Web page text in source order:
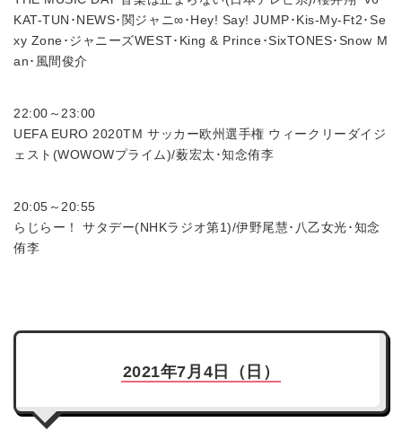
KAT-TUN･NEWS･関ジャニ∞･Hey! Say! JUMP･Kis-My-Ft2･Se
xy Zone･ジャニーズWEST･King & Prince･SixTONES･Snow M
an･風間俊介
22:00～23:00
UEFA EURO 2020TM サッカー欧州選手権 ウィークリーダイジ
ェスト(WOWOWプライム)/薮宏太･知念侑李
20:05～20:55
らじらー！ サタデー(NHKラジオ第1)/伊野尾慧･八乙女光･知念
侑李
2021年7月4日（日）